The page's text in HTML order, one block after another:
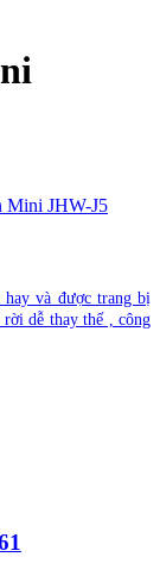
và được trang bị
dễ thay thế , công